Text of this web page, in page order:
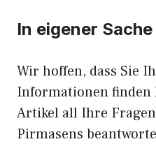
In eigener Sache
Wir hoffen, dass Sie
Informationen finden
Artikel all Ihre
Pirmasens